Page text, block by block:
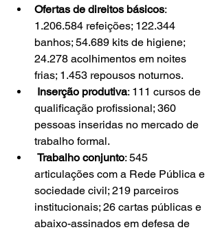
Ofertas de direitos básicos:
1.206.584 refeições; 122.344
banhos; 54.689 kits de higiene;
24.278 acolhimentos em noites
frias; 1.453 repousos noturnos.
Inserção produtiva: 111 cursos de
qualificação profissional; 360
pessoas inseridas no mercado de
trabalho formal.
Trabalho conjunto: 545
articulações com a Rede Pública e
sociedade civil; 219 parceiros
institucionais; 26 cartas públicas e
abaixo-assinados em defesa de